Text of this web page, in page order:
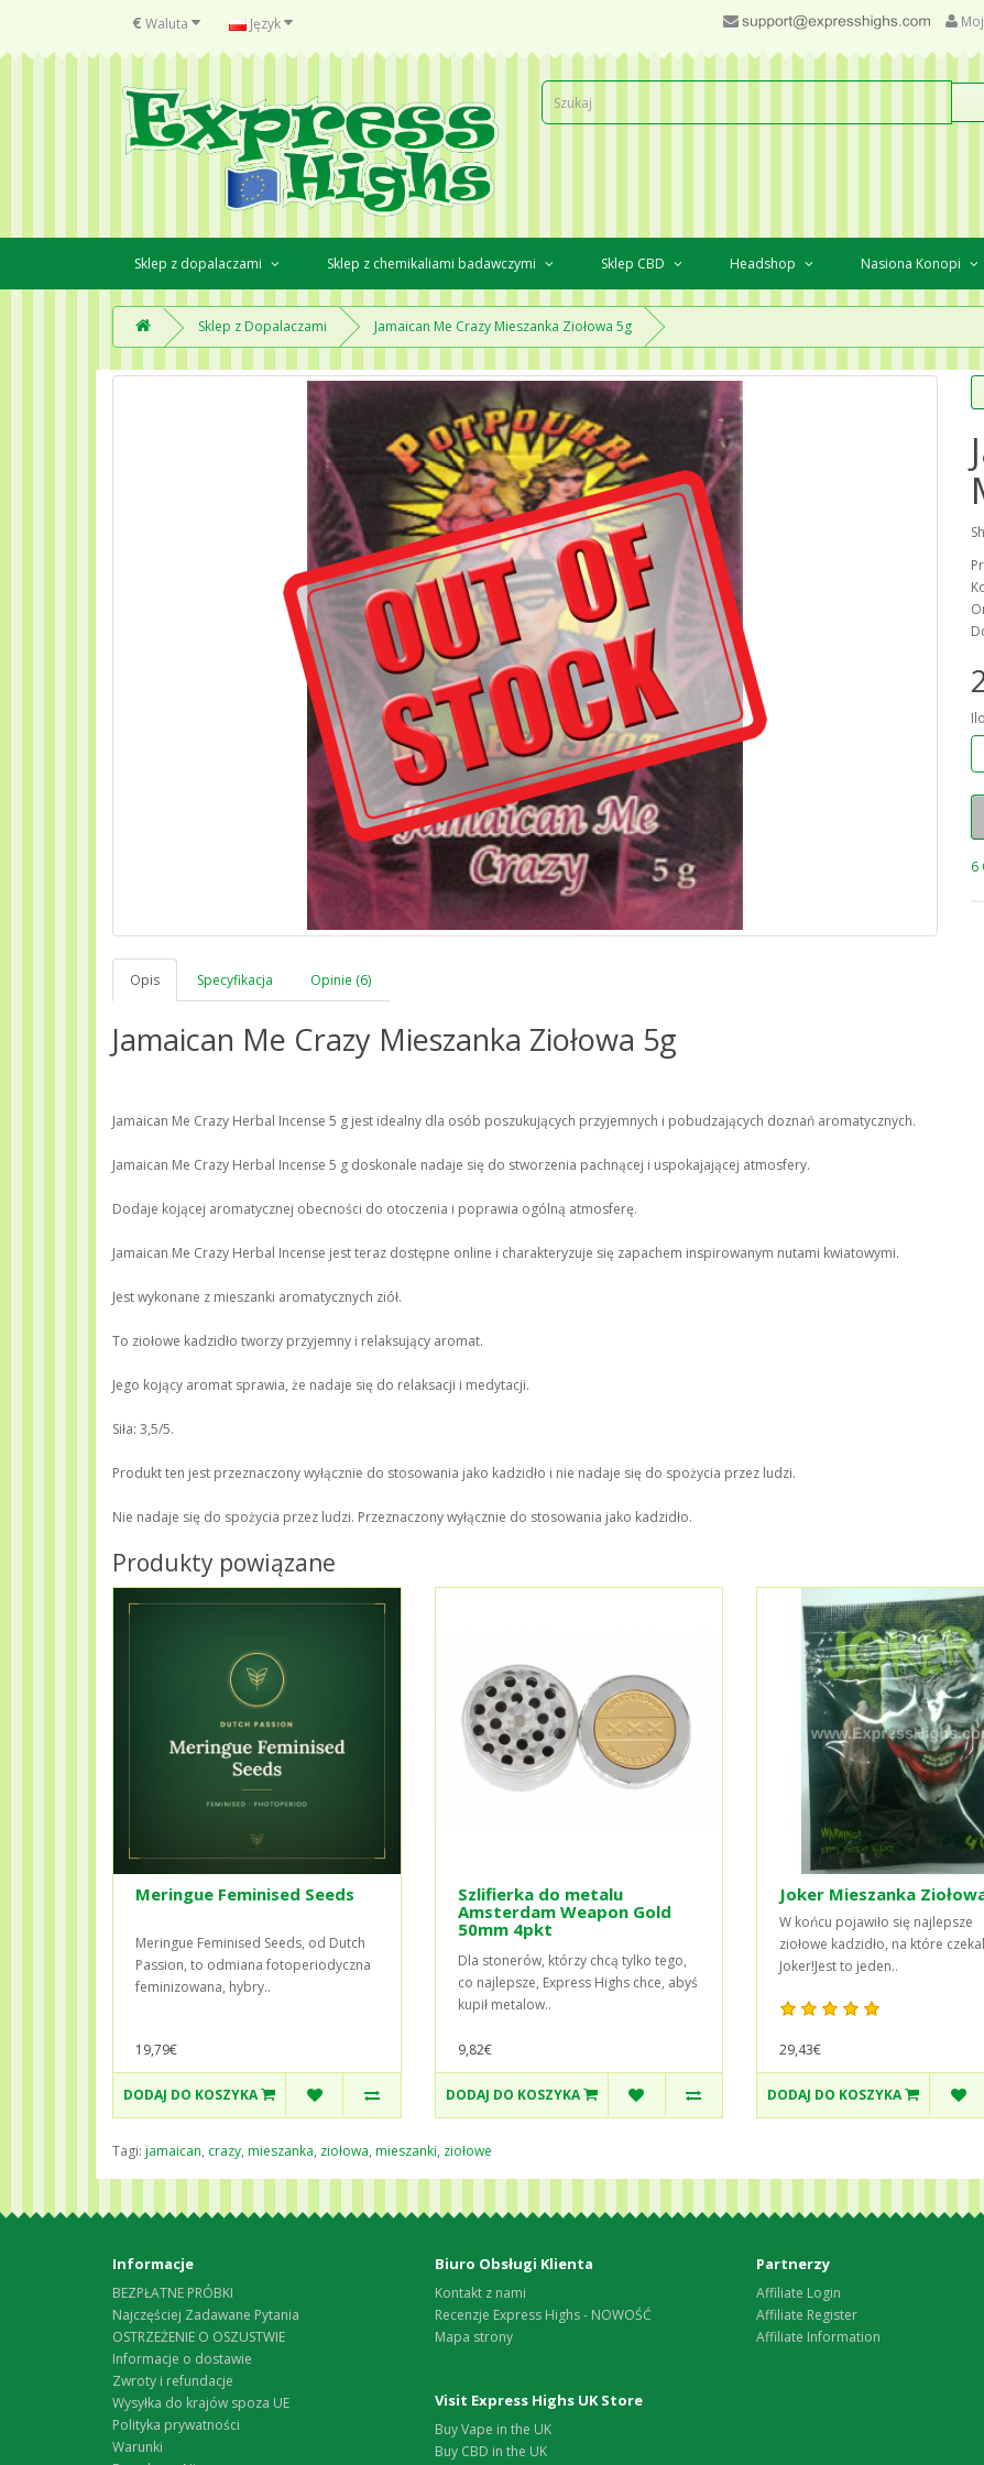
€ Waluta Język
Sklep z dopalaczami Sklep z chemikaliami badawczymi Sklep CBD Headshop Nasiona Konopi
Sklep z Dopalaczami Jamaican Me Crazy Mieszanka Ziołowa 5g
Opis Specyfikacja Opinie (6)
Jamaican Me Crazy Mieszanka Ziołowa 5g
Jamaican Me Crazy Herbal Incense 5 g jest idealny dla osób poszukujących przyjemnych i pobudzających doznań aromatycznych.
Jamaican Me Crazy Herbal Incense 5 g doskonale nadaje się do stworzenia pachnącej i uspokajającej atmosfery.
Dodaje kojącej aromatycznej obecności do otoczenia i poprawia ogólną atmosferę.
Jamaican Me Crazy Herbal Incense jest teraz dostępne online i charakteryzuje się zapachem inspirowanym nutami kwiatowymi.
Jest wykonane z mieszanki aromatycznych ziół.
To ziołowe kadzidło tworzy przyjemny i relaksujący aromat.
Jego kojący aromat sprawia, że nadaje się do relaksacji i medytacji.
Siła: 3,5/5.
Produkt ten jest przeznaczony wyłącznie do stosowania jako kadzidło i nie nadaje się do spożycia przez ludzi.
Nie nadaje się do spożycia przez ludzi. Przeznaczony wyłącznie do stosowania jako kadzidło.
6
Produkty powiązane
Meringue Feminised Seeds
Meringue Feminised Seeds, od Dutch
Passion, to odmiana fotoperiodyczna
feminizowana, hybry..
19,79€
DODAJ DO KOSZYKA
Szlifierka do metalu
Amsterdam Weapon Gold
50mm 4pkt
Dla stonerów, którzy chcą tylko tego,
co najlepsze, Express Highs chce, abyś
kupił metalow..
9,82€
DODAJ DO KOSZYKA
Joker Mieszanka
W końcu pojawiło się najlepsze
ziołowe kadzidło, na które
Joker!Jest to jeden..
29,43€
DODAJ DO KOSZYKA
Tagi: jamaican, crazy, mieszanka, ziołowa, mieszanki, ziołowe
Informacje
BEZPŁATNE PRÓBKI
Najczęściej Zadawane Pytania
OSTRZEŻENIE O OSZUSTWIE
Informacje o dostawie
Zwroty i refundacje
Wysyłka do krajów spoza UE
Polityka prywatności
Warunki
Biuro Obsługi Klienta
Kontakt z nami
Recenzje Express Highs - NOWOŚĆ
Mapa strony
Partnerzy
Affiliate Login
Affiliate Register
Affiliate Information
Visit Express Highs UK Store
Buy Vape in the UK
Buy CBD in the UK